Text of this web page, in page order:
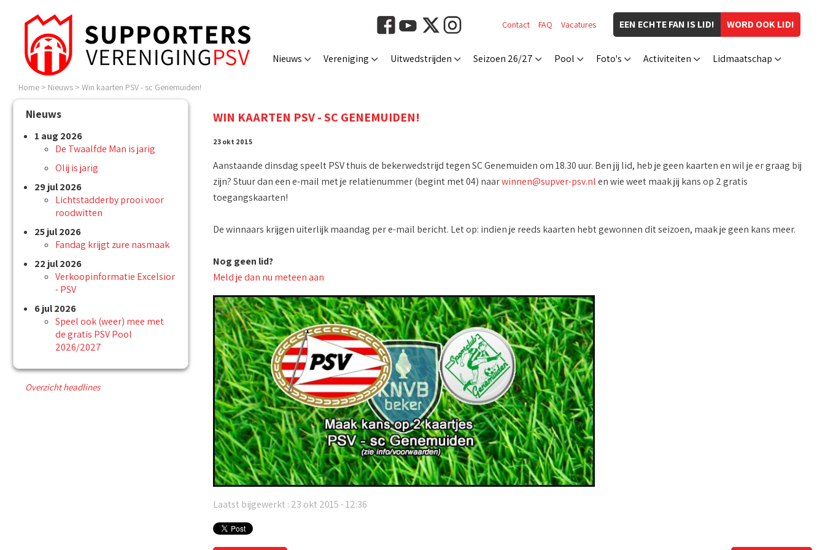
WORD OOK LID!
EEN ECHTE FAN IS LID!
Contact FAQ Vacatures
Nieuws Vereniging Uitwedstrijden Seizoen 26/27 Pool Foto's Activiteiten Lidmaatschap
Home > Nieuws > Win kaarten PSV - sc Genemuiden!
Nieuws
1 aug 2026
De Twaalfde Man is jarig
Olij is jarig
29 jul 2026
Lichtstadderby prooi voor
roodwitten
25 jul 2026
Fandag krijgt zure nasmaak
22 jul 2026
Verkoopinformatie Excelsior
- PSV
6 jul 2026
Speel ook (weer) mee met
de gratis PSV Pool
2026/2027
Overzicht headlines
WIN KAARTEN PSV - SC GENEMUIDEN!
23 okt 2015
Aanstaande dinsdag speelt PSV thuis de bekerwedstrijd tegen SC Genemuiden om 18.30 uur. Ben jij lid, heb je geen kaarten en wil je er graag bij
zijn? Stuur dan een e-mail met je relatienummer (begint met 04) naarwinnen@supver-psv.nlen wie weet maak jij kans op 2 gratis
toegangskaarten!
De winnaars krijgen uiterlijk maandag per e-mail bericht. Let op: indien je reeds kaarten hebt gewonnen dit seizoen, maak je geen kans meer.
Nog geen lid?
Meld je dan nu meteen aan
Laatst bijgewerkt : 23 okt 2015 - 12:36